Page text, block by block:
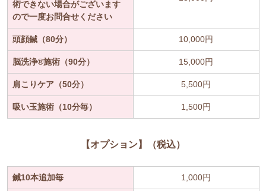
術できない場合がございます
ので一度お問合せください
頭顔鍼（80分） 10,000円
脳洗浄®施術（90分） 15,000円
肩こりケア（50分） 5,500円
吸い玉施術（10分毎） 1,500円
【オプション】（税込）
鍼10本追加毎 1,000円